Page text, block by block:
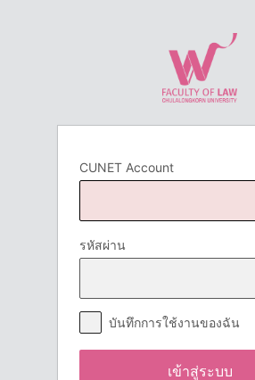
CUNET Account
รหัสผ่าน
บันทึกการใช้งานของฉัน